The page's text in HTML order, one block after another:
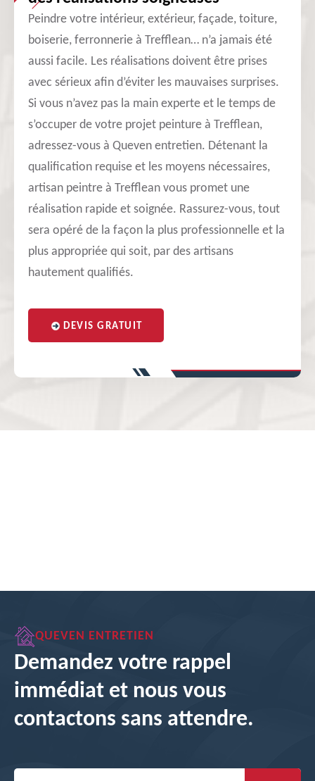
Peindre votre intérieur, extérieur, façade, toiture,
boiserie, ferronnerie à Trefflean… n’a jamais été
aussi facile. Les réalisations doivent être prises
avec sérieux afin d’éviter les mauvaises surprises.
Si vous n’avez pas la main experte et le temps de
s’occuper de votre projet peinture à Trefflean,
adressez-vous à Queven entretien. Détenant la
qualification requise et les moyens nécessaires,
artisan peintre à Trefflean vous promet une
réalisation rapide et soignée. Rassurez-vous, tout
sera opéré de la façon la plus professionnelle et la
plus appropriée qui soit, par des artisans
hautement qualifiés.
DEVIS GRATUIT
QUEVEN ENTRETIEN
Demandez votre rappel
immédiat et nous vous
contactons sans attendre.